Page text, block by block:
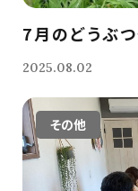
7月のどうぶ
2025.08.02
その他